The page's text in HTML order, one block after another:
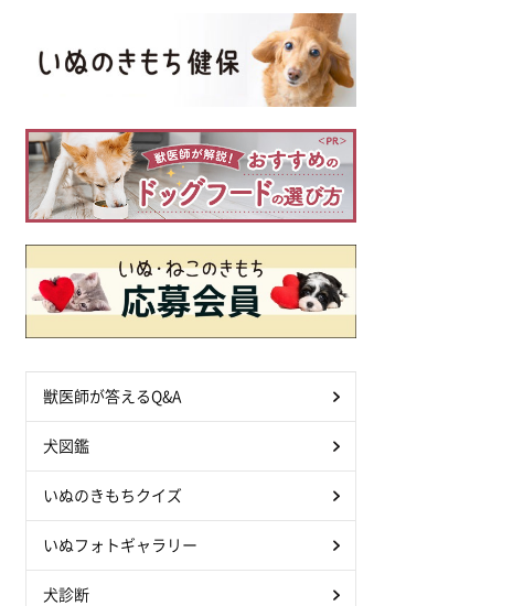
獣医師が答えるQ&A
犬図鑑
いぬのきもちクイズ
いぬフォトギャラリー
犬診断